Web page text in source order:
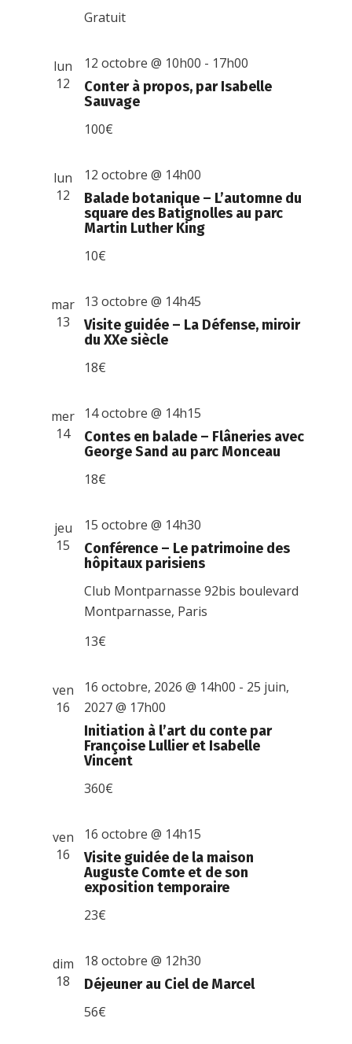
Gratuit
lun
12
Conter à propos, par Isabelle
Sauvage
12 octobre @ 10h00 - 17h00
100€
lun
12
Balade botanique – L’automne du
square des Batignolles au parc
Martin Luther King
12 octobre @ 14h00
10€
mar
13
Visite guidée – La Défense, miroir
du XXe siècle
13 octobre @ 14h45
18€
mer
14
Contes en balade – Flâneries avec
George Sand au parc Monceau
14 octobre @ 14h15
18€
jeu
15
Conférence – Le patrimoine des
hôpitaux parisiens
15 octobre @ 14h30
Club Montparnasse92bis boulevard
Montparnasse, Paris
13€
ven
16
Initiation à l’art du conte par
Françoise Lullier et Isabelle
Vincent
16 octobre, 2026 @ 14h00 - 25 juin,
2027 @ 17h00
360€
ven
16
Visite guidée de la maison
Auguste Comte et de son
exposition temporaire
16 octobre @ 14h15
23€
dim
18
Déjeuner au Ciel de Marcel
18 octobre @ 12h30
56€